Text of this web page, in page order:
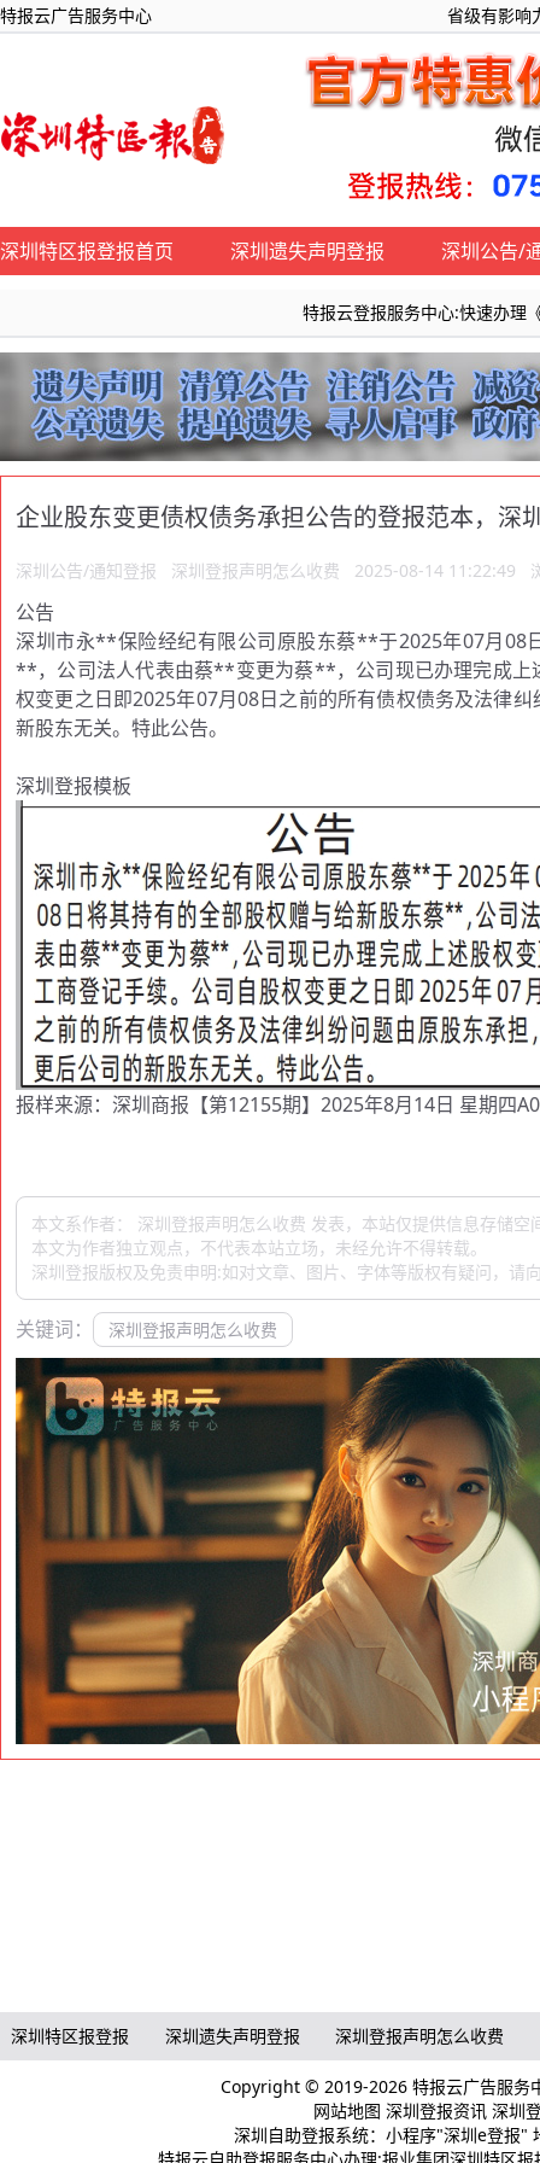
特报云广告服务中心 省级有影响
深圳特区报登报首页 深圳遗失声明登报 深圳公告/
特报云登报服务中心:快速办理《
企业股东变更债权债务承担公告的登报范本，深
深圳公告/通知登报 深圳登报声明怎么收费 2025-08-14 11:22:49
公告
深圳市永**保险经纪有限公司原股东蔡**于2025年07月08
**，公司法人代表由蔡**变更为蔡**，公司现已办理完成上
权变更之日即2025年07月08日之前的所有债权债务及法律
新股东无关。特此公告。
深圳登报模板
报样来源：深圳商报【第12155期】2025年8月14日 星期四
本文系作者： 深圳登报声明怎么收费 发表，本站仅提供信息存储空
本文为作者独立观点，不代表本站立场，未经允许不得转载。
深圳登报版权及免责申明:如对文章、图片、字体等版权有疑问，请
关键词： 深圳登报声明怎么收费
深圳特区报登报 深圳遗失声明登报 深圳登报声明怎么收费
Copyright © 2019-2026 特报云广告服务
网站地图 深圳登报资讯深圳
深圳自助登报系统：小程序"深圳e登报"